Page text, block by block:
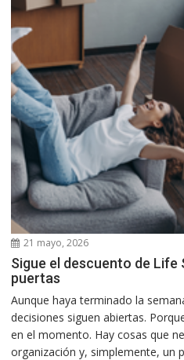
21 mayo, 2026
Sigue el descuento de Life
puertas
Aunque haya terminado la
decisiones siguen abiertas.
en el momento. Hay cosas que
organización y, simplemente, un